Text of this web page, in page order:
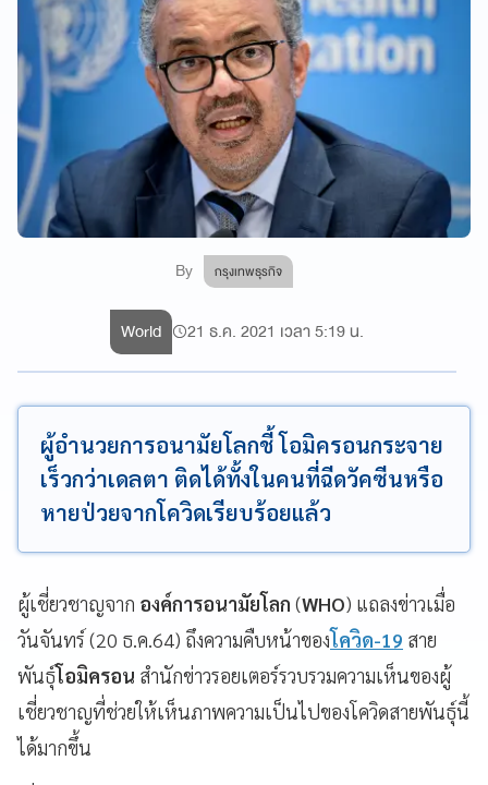
By กรุงเทพธุรกิจ
World 21 ธ.ค. 2021 เวลา 5:19 น.
ผู้อำนวยการอนามัยโลกชี้ โอมิครอนกระจาย
เร็วกว่าเดลตา ติดได้ทั้งในคนที่ฉีดวัคซีนหรือ
หายป่วยจากโควิดเรียบร้อยแล้ว
ผู้เชี่ยวชาญจาก องค์การอนามัยโลก (WHO) แถลงข่าวเมื่อ
วันจันทร์ (20 ธ.ค.64) ถึงความคืบหน้าของโควิด-19 สาย
พันธุ์โอมิครอน สำนักข่าวรอยเตอร์รวบรวมความเห็นของผู้
เชี่ยวชาญที่ช่วยให้เห็นภาพความเป็นไปของโควิดสายพันธุ์นี้
ได้มากขึ้น